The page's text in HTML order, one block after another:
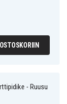
- Ruusu